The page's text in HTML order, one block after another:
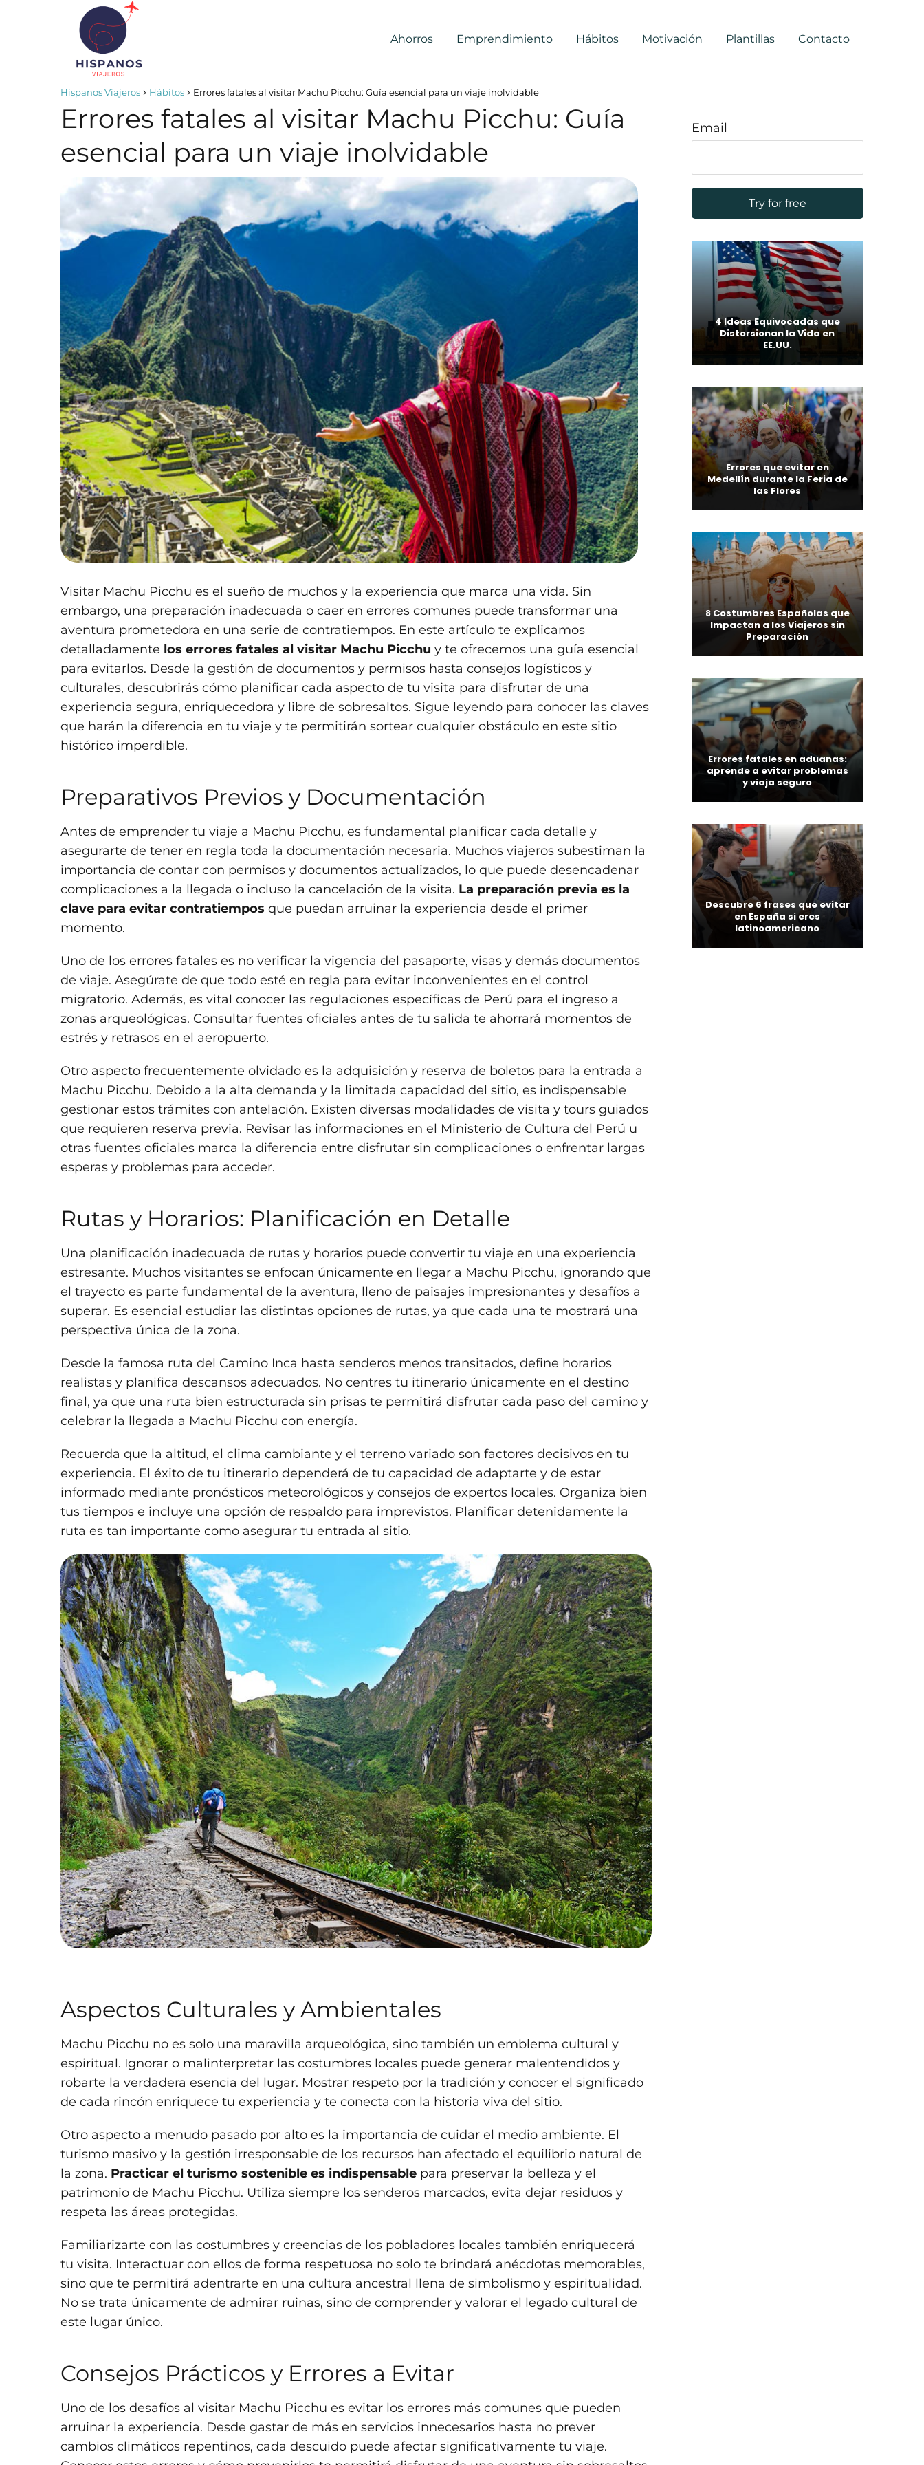
Ahorros Emprendimiento Hábitos Motivación Plantillas Contacto
Hispanos Viajeros Hábitos Errores fatales al visitar Machu Picchu: Guía esencial para un viaje inolvidable
Errores fatales al visitar Machu Picchu: Guía
esencial para un viaje inolvidable
Visitar Machu Picchu es el sueño de muchos y la experiencia que marca una vida. Sin
embargo, una preparación inadecuada o caer en errores comunes puede transformar una
aventura prometedora en una serie de contratiempos. En este artículo te explicamos
detalladamente los errores fatales al visitar Machu Picchu y te ofrecemos una guía esencial
para evitarlos. Desde la gestión de documentos y permisos hasta consejos logísticos y
culturales, descubrirás cómo planificar cada aspecto de tu visita para disfrutar de una
experiencia segura, enriquecedora y libre de sobresaltos. Sigue leyendo para conocer las claves
que harán la diferencia en tu viaje y te permitirán sortear cualquier obstáculo en este sitio
histórico imperdible.
Preparativos Previos y Documentación
Antes de emprender tu viaje a Machu Picchu, es fundamental planificar cada detalle y
asegurarte de tener en regla toda la documentación necesaria. Muchos viajeros subestiman la
importancia de contar con permisos y documentos actualizados, lo que puede desencadenar
complicaciones a la llegada o incluso la cancelación de la visita. La preparación previa es la
clave para evitar contratiempos que puedan arruinar la experiencia desde el primer
momento.
Uno de los errores fatales es no verificar la vigencia del pasaporte, visas y demás documentos
de viaje. Asegúrate de que todo esté en regla para evitar inconvenientes en el control
migratorio. Además, es vital conocer las regulaciones específicas de Perú para el ingreso a
zonas arqueológicas. Consultar fuentes oficiales antes de tu salida te ahorrará momentos de
estrés y retrasos en el aeropuerto.
Otro aspecto frecuentemente olvidado es la adquisición y reserva de boletos para la entrada a
Machu Picchu. Debido a la alta demanda y la limitada capacidad del sitio, es indispensable
gestionar estos trámites con antelación. Existen diversas modalidades de visita y tours guiados
que requieren reserva previa. Revisar las informaciones en el Ministerio de Cultura del Perú u
otras fuentes oficiales marca la diferencia entre disfrutar sin complicaciones o enfrentar largas
esperas y problemas para acceder.
Rutas y Horarios: Planificación en Detalle
Una planificación inadecuada de rutas y horarios puede convertir tu viaje en una experiencia
estresante. Muchos visitantes se enfocan únicamente en llegar a Machu Picchu, ignorando que
el trayecto es parte fundamental de la aventura, lleno de paisajes impresionantes y desafíos a
superar. Es esencial estudiar las distintas opciones de rutas, ya que cada una te mostrará una
perspectiva única de la zona.
Desde la famosa ruta del Camino Inca hasta senderos menos transitados, define horarios
realistas y planifica descansos adecuados. No centres tu itinerario únicamente en el destino
final, ya que una ruta bien estructurada sin prisas te permitirá disfrutar cada paso del camino y
celebrar la llegada a Machu Picchu con energía.
Recuerda que la altitud, el clima cambiante y el terreno variado son factores decisivos en tu
experiencia. El éxito de tu itinerario dependerá de tu capacidad de adaptarte y de estar
informado mediante pronósticos meteorológicos y consejos de expertos locales. Organiza bien
tus tiempos e incluye una opción de respaldo para imprevistos. Planificar detenidamente la
ruta es tan importante como asegurar tu entrada al sitio.
Aspectos Culturales y Ambientales
Machu Picchu no es solo una maravilla arqueológica, sino también un emblema cultural y
espiritual. Ignorar o malinterpretar las costumbres locales puede generar malentendidos y
robarte la verdadera esencia del lugar. Mostrar respeto por la tradición y conocer el significado
de cada rincón enriquece tu experiencia y te conecta con la historia viva del sitio.
Otro aspecto a menudo pasado por alto es la importancia de cuidar el medio ambiente. El
turismo masivo y la gestión irresponsable de los recursos han afectado el equilibrio natural de
la zona. Practicar el turismo sostenible es indispensable para preservar la belleza y el
patrimonio de Machu Picchu. Utiliza siempre los senderos marcados, evita dejar residuos y
respeta las áreas protegidas.
Familiarizarte con las costumbres y creencias de los pobladores locales también enriquecerá
tu visita. Interactuar con ellos de forma respetuosa no solo te brindará anécdotas memorables,
sino que te permitirá adentrarte en una cultura ancestral llena de simbolismo y espiritualidad.
No se trata únicamente de admirar ruinas, sino de comprender y valorar el legado cultural de
este lugar único.
Consejos Prácticos y Errores a Evitar
Uno de los desafíos al visitar Machu Picchu es evitar los errores más comunes que pueden
arruinar la experiencia. Desde gastar de más en servicios innecesarios hasta no prever
cambios climáticos repentinos, cada descuido puede afectar significativamente tu viaje.
Email
4 Ideas Equivocadas que
Distorsionan la Vida en
EE.UU.
Errores que evitar en
Medellín durante la Feria de
las Flores
8 Costumbres Españolas que
Impactan a los Viajeros sin
Preparación
Errores fatales en aduanas:
aprende a evitar problemas
y viaja seguro
Descubre 6 frases que evitar
en España si eres
latinoamericano